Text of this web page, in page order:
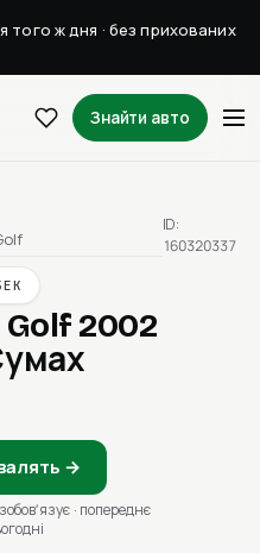
того ж дня · без прихованих
Знайти авто
2002
→
· попереднє
ID:
160320337